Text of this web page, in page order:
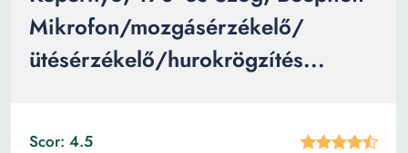
Mikrofon/mozgásérzékelő/
ütésérzékelő/hurokrögzítés...
Scor: 4.5